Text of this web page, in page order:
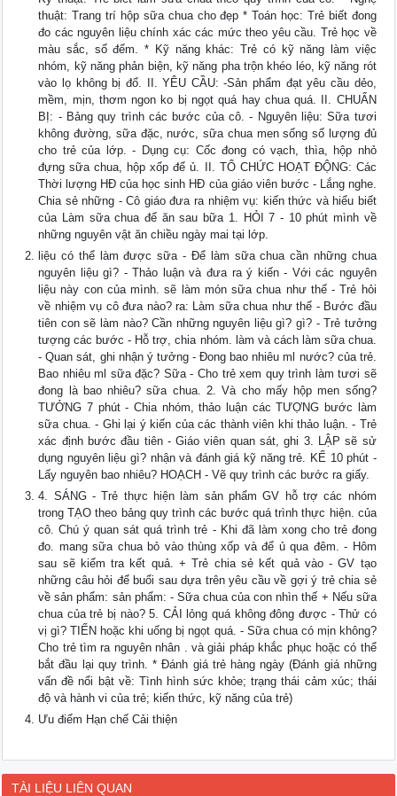
thuật: Trang trí hộp sữa chua cho đẹp * Toán học: Trẻ biết đong
đo các nguyên liệu chính xác các mức theo yêu cầu. Trẻ học về
màu sắc, số đếm. * Kỹ năng khác: Trẻ có kỹ năng làm việc
nhóm, kỹ năng phản biện, kỹ năng pha trộn khéo léo, kỹ năng rót
vào lọ không bị đổ. II. YÊU CẦU: -Sản phẩm đạt yêu cầu dẻo,
mềm, mịn, thơm ngon ko bị ngọt quá hay chua quá. II. CHUẨN
BỊ: - Bảng quy trình các bước của cô. - Nguyên liệu: Sữa tươi
không đường, sữa đặc, nước, sữa chua men sống số lượng đủ
cho trẻ của lớp. - Dụng cụ: Cốc đong có vạch, thìa, hộp nhỏ
đựng sữa chua, hộp xốp để ủ. II. TỔ CHỨC HOẠT ĐỘNG: Các
Thời lượng HĐ của học sinh HĐ của giáo viên bước - Lắng nghe.
Chia sẻ những - Cô giáo đưa ra nhiệm vụ: kiến thức và hiểu biết
của Làm sữa chua để ăn sau bữa 1. HỎI 7 - 10 phút mình về
những nguyên vật ăn chiều ngày mai tại lớp.
liệu có thể làm được sữa - Để làm sữa chua cần những chua
nguyên liệu gì? - Thảo luận và đưa ra ý kiến - Với các nguyên
liệu này con của mình. sẽ làm món sữa chua như thế - Trẻ hỏi
về nhiệm vụ cô đưa nào? ra: Làm sữa chua như thế - Bước đầu
tiên con sẽ làm nào? Cần những nguyên liệu gì? gì? - Trẻ tưởng
tượng các bước - Hỗ trợ, chia nhóm. làm và cách làm sữa chua.
- Quan sát, ghi nhận ý tưởng - Đong bao nhiêu ml nước? của trẻ.
Bao nhiêu ml sữa đặc? Sữa - Cho trẻ xem quy trình làm tươi sẽ
đong là bao nhiêu? sữa chua. 2. Và cho mấy hộp men sống?
TƯỞNG 7 phút - Chia nhóm, thảo luận các TƯỢNG bước làm
sữa chua. - Ghi lại ý kiến của các thành viên khi thảo luận. - Trẻ
xác định bước đầu tiên - Giáo viên quan sát, ghi 3. LẬP sẽ sử
dụng nguyên liệu gì? nhận và đánh giá kỹ năng trẻ. KẾ 10 phút -
Lấy nguyên bao nhiêu? HOẠCH - Vẽ quy trình các bước ra giấy.
4. SÁNG - Trẻ thực hiện làm sản phẩm GV hỗ trợ các nhóm
trong TẠO theo bảng quy trình các bước quá trình thực hiện. của
cô. Chú ý quan sát quá trình trẻ - Khi đã làm xong cho trẻ đong
đo. mang sữa chua bỏ vào thùng xốp và để ủ qua đêm. - Hôm
sau sẽ kiểm tra kết quả. + Trẻ chia sẻ kết quả vào - GV tạo
những câu hỏi để buổi sau dựa trên yêu cầu về gợi ý trẻ chia sẻ
về sản phẩm: sản phẩm: - Sữa chua của con nhìn thế + Nếu sữa
chua của trẻ bị nào? 5. CẢI lỏng quá không đông được - Thử có
vị gì? TIẾN hoặc khi uống bị ngọt quá. - Sữa chua có mịn không?
Cho trẻ tìm ra nguyên nhân . và giải pháp khắc phục hoặc có thể
bắt đầu lại quy trình. * Đánh giá trẻ hàng ngày (Đánh giá những
vấn đề nổi bật về: Tình hình sức khỏe; trạng thái cảm xúc; thái
độ và hành vi của trẻ; kiến thức, kỹ năng của trẻ)
Ưu điểm Hạn chế Cải thiện
TÀI LIỆU LIÊN QUAN